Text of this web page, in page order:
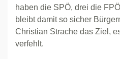
haben die SPÖ, drei die
bleibt damit so sicher
Christian Strache das Ziel,
verfehlt.